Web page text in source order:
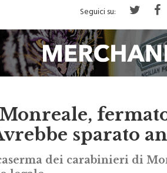
Seguici su:
sparato
dei carabinieri di